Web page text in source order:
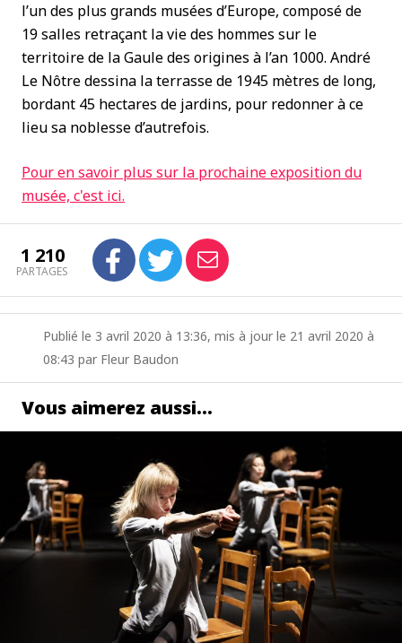
l’un des plus grands musées d’Europe, composé de
19 salles retraçant la vie des hommes sur le
territoire de la Gaule des origines à l’an 1000. André
Le Nôtre dessina la terrasse de 1945 mètres de long,
bordant 45 hectares de jardins, pour redonner à ce
lieu sa noblesse d’autrefois.
Pour en savoir plus sur la prochaine exposition du
musée, c'est ici.
1 210
PARTAGES
Publié le 3 avril 2020 à 13:36, mis à jour le 21 avril 2020 à
08:43 par Fleur Baudon
Vous aimerez aussi…